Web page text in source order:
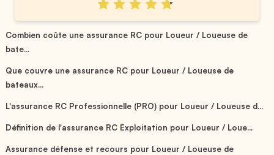
Combien coûte une assurance RC pour Loueur / Loueuse de
bate...
Que couvre une assurance RC pour Loueur / Loueuse de
bateaux...
L'assurance RC Professionnelle (PRO) pour Loueur / Loueuse d...
Définition de l'assurance RC Exploitation pour Loueur / Loue...
Assurance défense et recours pour Loueur / Loueuse de